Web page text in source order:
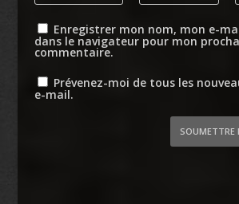
Enregistrer mon nom, mon e-
dans le navigateur pour mon
commentaire.
Prévenez-moi de tous les
e-mail.
SOUMETTRE